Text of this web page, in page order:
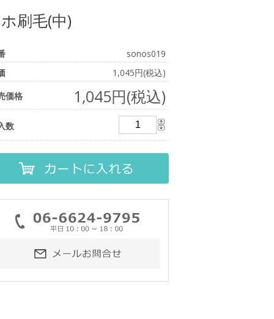
刷毛(中)
sonos019
1,045円(税込)
価格
1,045円(税込)
数